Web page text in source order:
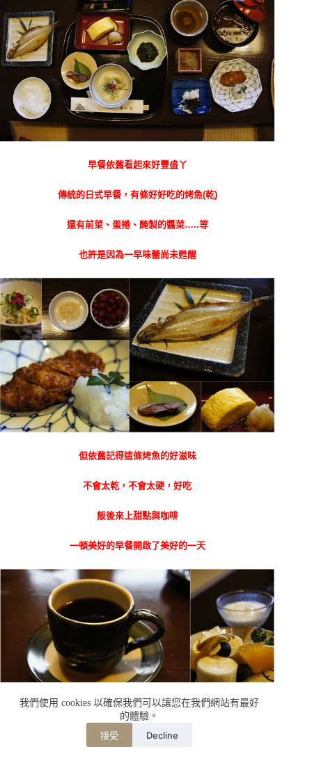
我們使用 cookies 以確保我們可以讓您在我們網站有最好
的體驗。
接受 Decline
早餐依舊看起來好豐盛丫
傳統的日式早餐，有條好好吃的烤魚(乾)
還有前菜、蛋捲、醃製的醬菜…..等
也許是因為一早味蕾尚未甦醒
但依舊記得這條烤魚的好滋味
不會太乾，不會太硬，好吃
飯後來上甜點與咖啡
一頓美好的早餐開啟了美好的一天
飯後回房稍做整理一下